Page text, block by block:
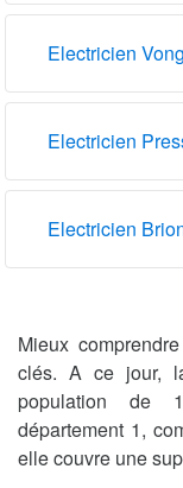
Electricien
Electricien
Electricien
Mieux
clés. A ce jour,
population de
département 1,
elle couvre une